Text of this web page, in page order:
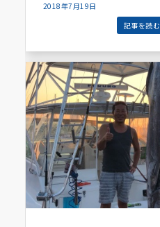
2018年7月19日
記事を読む